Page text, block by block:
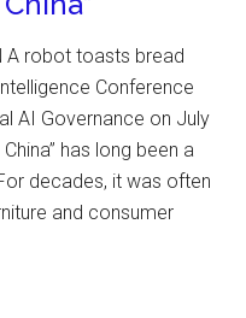
A robot toasts bread
Conference
AI Governance on July
has long been a
decades, it was often
and consumer